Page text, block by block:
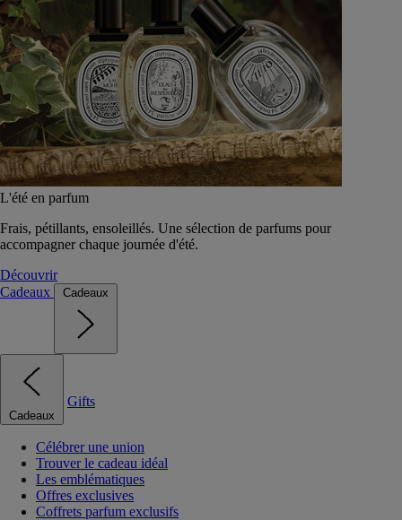
L'été en parfum
Frais, pétillants, ensoleillés. Une sélection de parfums pour
accompagner chaque journée d'été.
Découvrir
Cadeaux
Cadeaux
Cadeaux
Gifts
Célébrer une union
Trouver le cadeau idéal
Les emblématiques
Offres exclusives
Coffrets parfum exclusifs